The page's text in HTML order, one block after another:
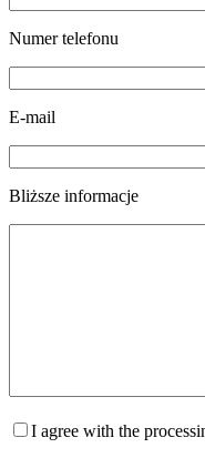
Numer telefonu
E-mail
Bliższe informacje
I agree with the